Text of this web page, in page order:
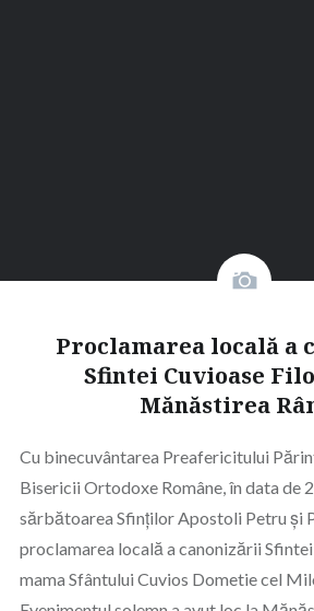
Proclamarea locală a
Sfintei Cuvioase
Mănăstirea
Cu binecuvântarea Preafericitului
Bisericii Ortodoxe Române, în data de
sărbătoarea Sfinților Apostoli Petru și
proclamarea locală a canonizării
mama Sfântului Cuvios Dometie cel